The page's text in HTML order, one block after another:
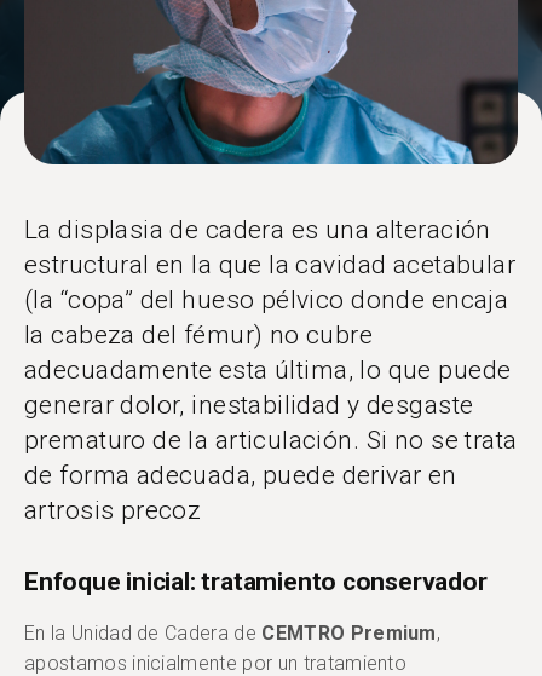
La displasia de cadera es una alteración
estructural en la que la cavidad acetabular
(la “copa” del hueso pélvico donde encaja
la cabeza del fémur) no cubre
adecuadamente esta última, lo que puede
generar dolor, inestabilidad y desgaste
prematuro de la articulación. Si no se trata
de forma adecuada, puede derivar en
artrosis precoz
Enfoque inicial: tratamiento conservador
En la Unidad de Cadera de CEMTRO Premium,
apostamos inicialmente por un tratamiento